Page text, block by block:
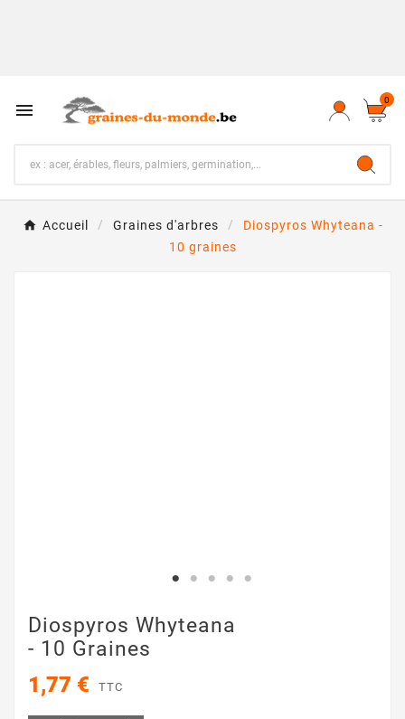
 0
Accueil Graines d'arbres
Diospyros Whyteana -
10 graines
Diospyros Whyteana
- 10 Graines
1,77 €
TTC